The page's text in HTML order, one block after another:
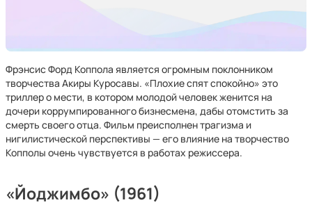
Фрэнсис Форд Коппола является огромным поклонником
творчества Акиры Куросавы. «Плохие спят спокойно» это
триллер о мести, в котором молодой человек женится на
дочери коррумпированного бизнесмена, дабы отомстить за
смерть своего отца. Фильм преисполнен трагизма и
нигилистической перспективы — его влияние на творчество
Копполы очень чувствуется в работах режиссера.
«Йоджимбо» (1961)